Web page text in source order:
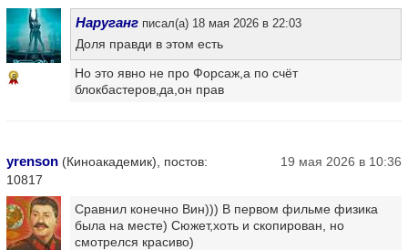
8
Наруганг писал(а) 18 мая 2026 в 22:03
Доля правди в этом есть
Но это явно не про Форсаж,а по счёт
блокбастеров,да,он прав
yrenson (Киноакадемик), постов:
10817
19 мая 2026 в 10:36
Сравнил конечно Вин))) В первом фильме физика
была на месте) Сюжет,хоть и скопирован, но
смотрелся красиво)